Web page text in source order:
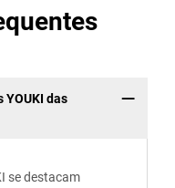
das
se destacam